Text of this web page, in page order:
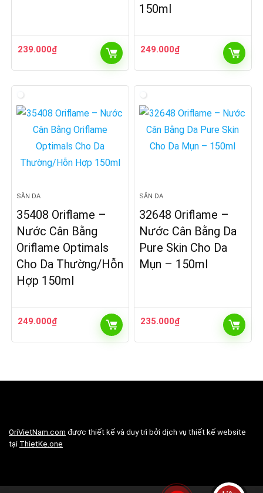
239.000₫
150ml
249.000₫
SĂN DA
35408 Oriflame –
Nước Cân Bằng
Oriflame Optimals
Cho Da Thường/Hỗn
Hợp 150ml
249.000₫
SĂN DA
32648 Oriflame –
Nước Cân Bằng Da
Pure Skin Cho Da
Mụn – 150ml
235.000₫
OriVietNam.com được thiết kế và duy trì bởi dịch vụ thiết kế website
tại ThietKe.one